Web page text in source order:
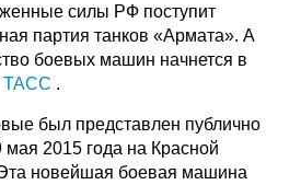
силы РФ поступит
партия танков «Армата». А
боевых машин начнется в
ТАСС .
был представлен публично
2015 года на Красной
новейшая боевая машина